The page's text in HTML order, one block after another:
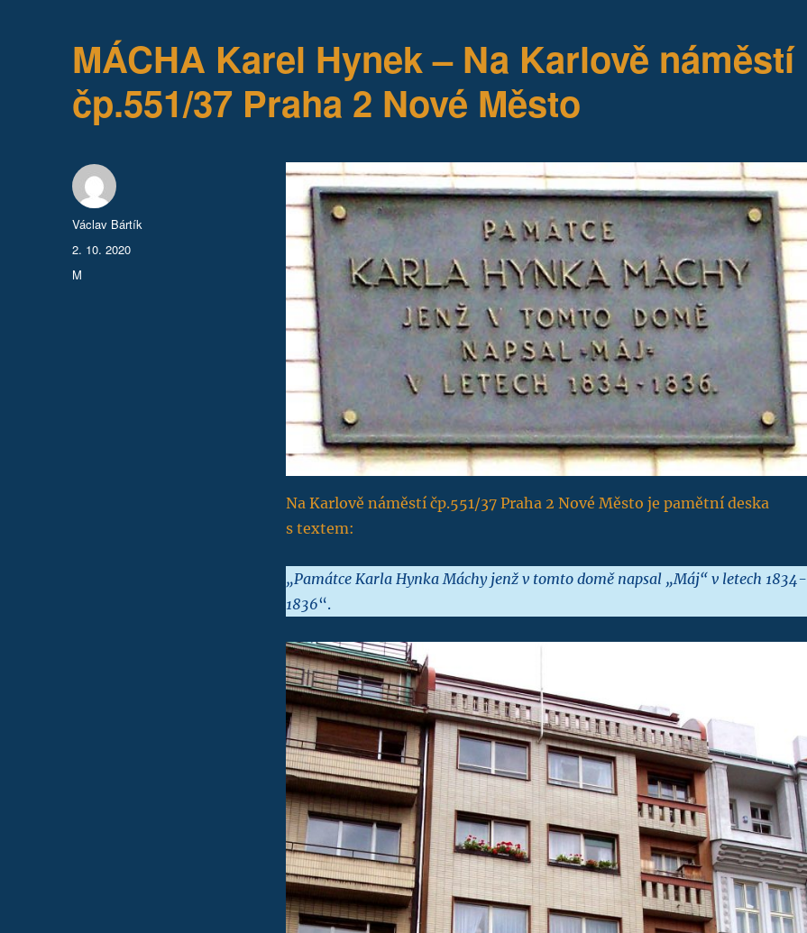
MÁCHA Karel Hynek – Na Karlově náměstí
čp.551/37 Praha 2 Nové Město
Na Karlově náměstí čp.551/37 Praha 2 Nové Město je pamětní deska
s textem:
„Památce Karla Hynka Máchy jenž v tomto domě napsal „Máj“ v letech 1834-
1836“.
Autor:
Václav Bártík
Publikováno:
2. 10. 2020
Rubriky:
M